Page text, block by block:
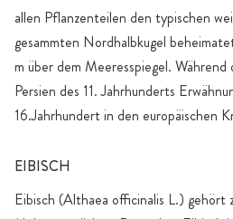
allen Pflanzenteilen den typischen
gesammten Nordhalbkugel
m über dem Meeresspiegel.
Persien des 11. Jahrhunderts
16.Jahrhundert in den europäischen
EIBISCH
Eibisch (Althaea officinalis L.) gehört